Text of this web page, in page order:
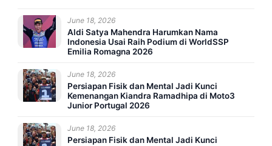
June 18, 2026
Aldi Satya Mahendra Harumkan Nama
Indonesia Usai Raih Podium di WorldSSP
Emilia Romagna 2026
June 18, 2026
Persiapan Fisik dan Mental Jadi Kunci
Kemenangan Kiandra Ramadhipa di Moto3
Junior Portugal 2026
June 18, 2026
Persiapan Fisik dan Mental Jadi Kunci